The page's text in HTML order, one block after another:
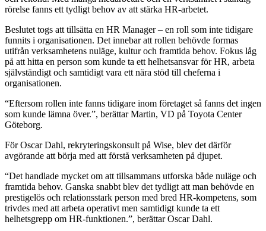
rörelse fanns ett tydligt behov av att stärka HR-arbetet.
Beslutet togs att tillsätta en HR Manager – en roll som inte tidigare
funnits i organisationen. Det innebar att rollen behövde formas
utifrån verksamhetens nuläge, kultur och framtida behov. Fokus låg
på att hitta en person som kunde ta ett helhetsansvar för HR, arbeta
självständigt och samtidigt vara ett nära stöd till cheferna i
organisationen.
“Eftersom rollen inte fanns tidigare inom företaget så fanns det ingen
som kunde lämna över.”, berättar Martin, VD på Toyota Center
Göteborg.
För Oscar Dahl, rekryteringskonsult på Wise, blev det därför
avgörande att börja med att förstå verksamheten på djupet.
“Det handlade mycket om att tillsammans utforska både nuläge och
framtida behov. Ganska snabbt blev det tydligt att man behövde en
prestigelös och relationsstark person med bred HR-kompetens, som
trivdes med att arbeta operativt men samtidigt kunde ta ett
helhetsgrepp om HR-funktionen.”, berättar Oscar Dahl.